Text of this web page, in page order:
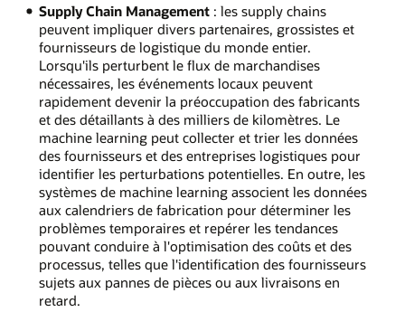
Supply Chain Management: les supply chains
peuvent impliquer divers partenaires, grossistes et
fournisseurs de logistique du monde entier.
Lorsqu'ils perturbent le flux de marchandises
nécessaires, les événements locaux peuvent
rapidement devenir la préoccupation des fabricants
et des détaillants à des milliers de kilomètres. Le
machine learning peut collecter et trier les données
des fournisseurs et des entreprises logistiques pour
identifier les perturbations potentielles. En outre, les
systèmes de machine learning associent les données
aux calendriers de fabrication pour déterminer les
problèmes temporaires et repérer les tendances
pouvant conduire à l'optimisation des coûts et des
processus, telles que l'identification des fournisseurs
sujets aux pannes de pièces ou aux livraisons en
retard.